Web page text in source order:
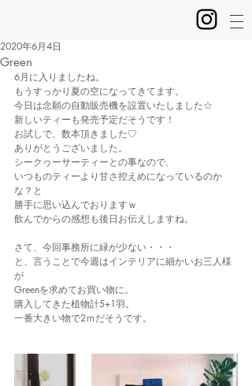
Green
2020年6月4日
6月に入りましたね。
もうすっかり夏の空になってきてます。
今日は念願の自動販売機を設置いたしました☆
新しいティーも発売予定だそうです！
お試しで、数本頂きました♡
ありがとうございました。
シークヮーサーティーとの事なので、
いつものティーより甘さ控えめになっているのか
な？と
勝手に思い込んでおりますｗ
飲んでからの感想も後日お伝えしますね。
さて、今回事務所に緑が少ない・・・
と、言うことで今週はインテリアに細かいお三人様
が
Greenを求めてお買い物に。
購入してきた植物計5+1羽。
一番大きい物で2ｍだそうです。